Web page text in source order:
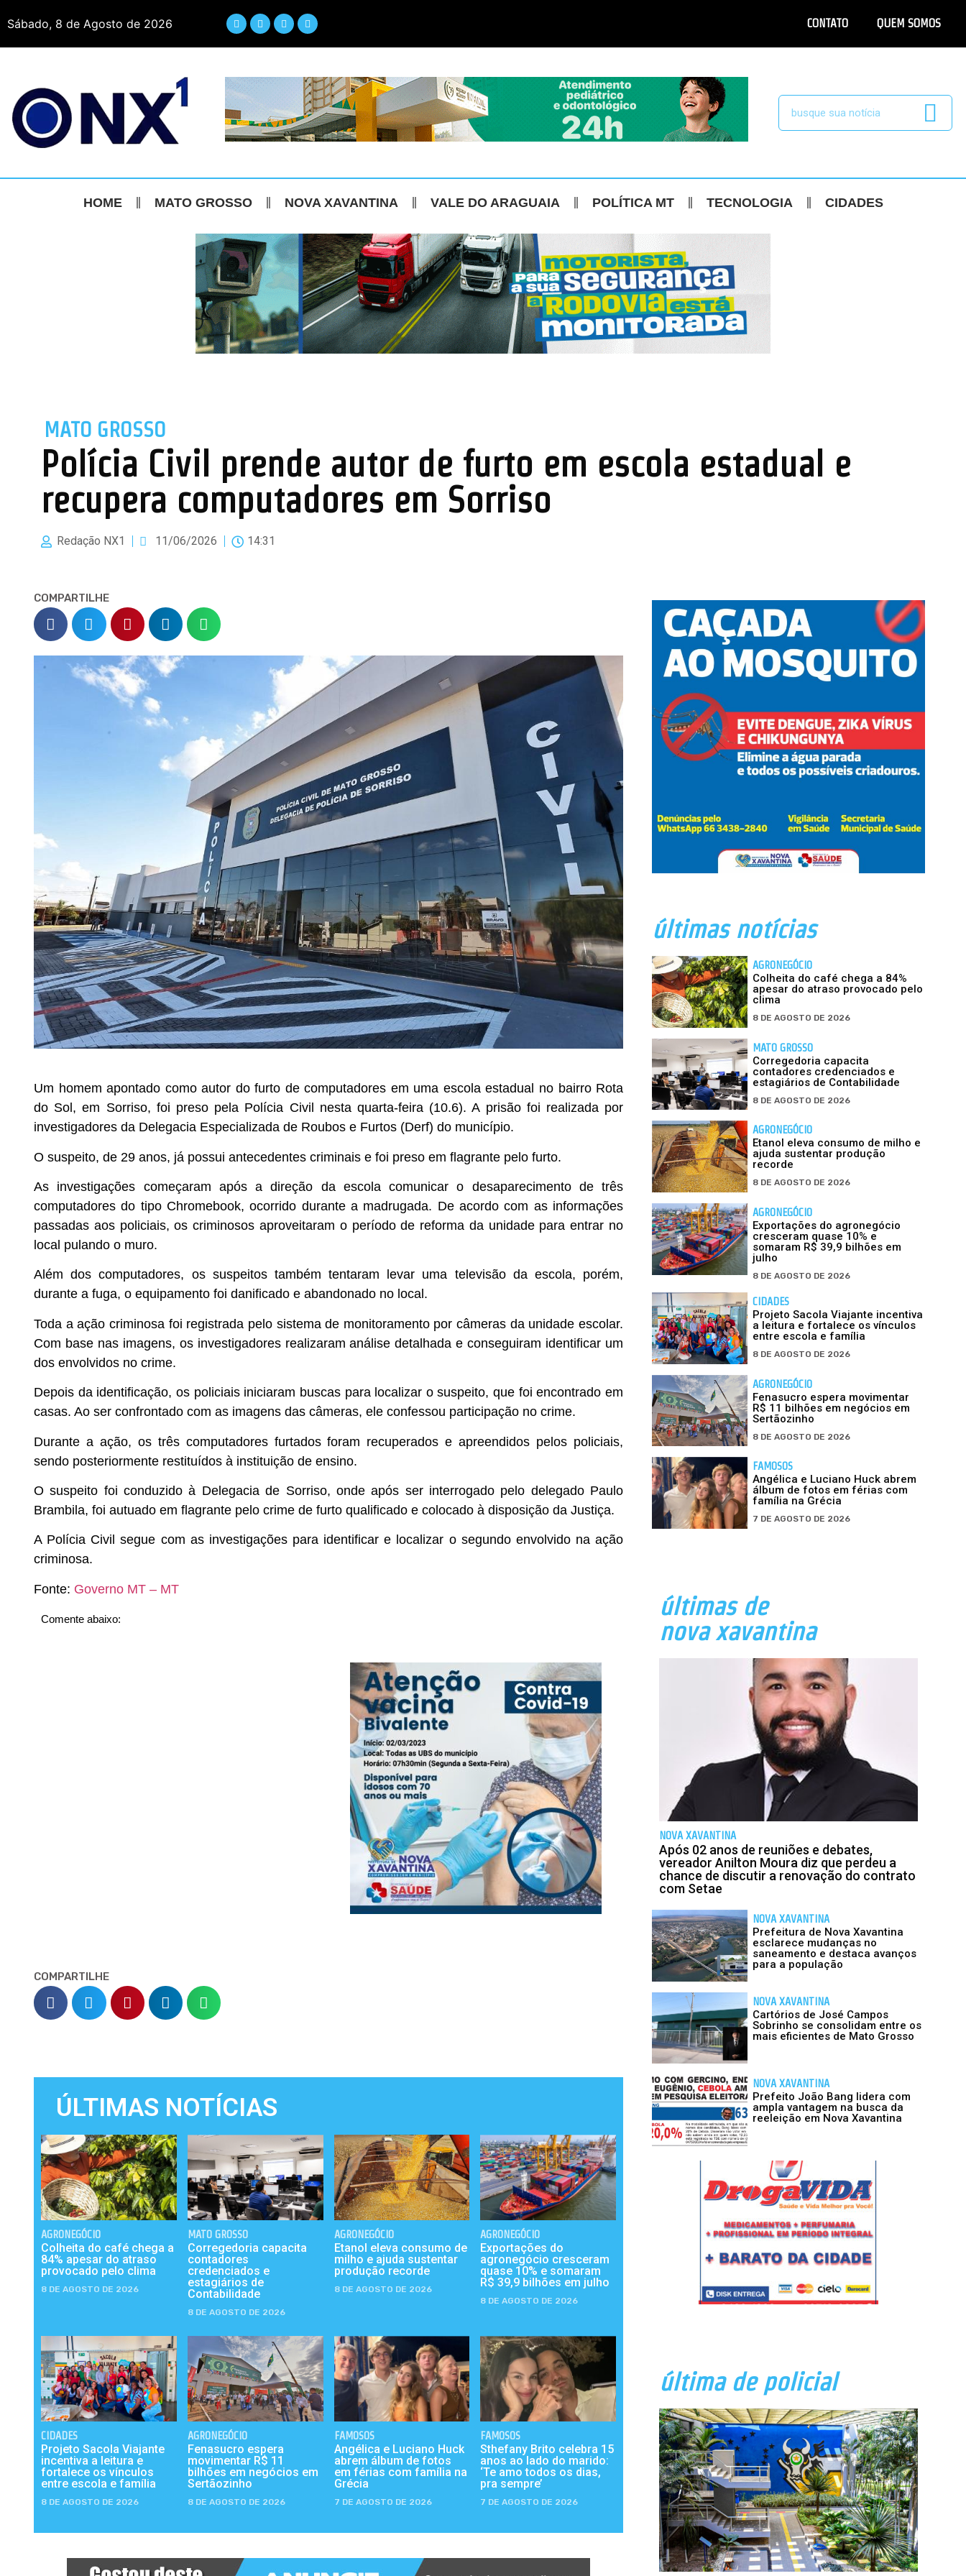
Sábado, 8 de Agosto de 2026 CONTATO QUEM SOMOS
HOME MATO GROSSO NOVA XAVANTINA VALE DO ARAGUAIA POLÍTICA MT TECNOLOGIA CIDADES
MATO GROSSO
Polícia Civil prende autor de furto em escola estadual e
recupera computadores em Sorriso
Redação NX1 11/06/2026 14:31
COMPARTILHE
Um homem apontado como autor do furto de computadores em uma escola estadual no bairro Rota
do Sol, em Sorriso, foi preso pela Polícia Civil nesta quarta-feira (10.6). A prisão foi realizada por
investigadores da Delegacia Especializada de Roubos e Furtos (Derf) do município.
O suspeito, de 29 anos, já possui antecedentes criminais e foi preso em flagrante pelo furto.
As investigações começaram após a direção da escola comunicar o desaparecimento de três
computadores do tipo Chromebook, ocorrido durante a madrugada. De acordo com as informações
passadas aos policiais, os criminosos aproveitaram o período de reforma da unidade para entrar no
local pulando o muro.
Além dos computadores, os suspeitos também tentaram levar uma televisão da escola, porém,
durante a fuga, o equipamento foi danificado e abandonado no local.
Toda a ação criminosa foi registrada pelo sistema de monitoramento por câmeras da unidade escolar.
Com base nas imagens, os investigadores realizaram análise detalhada e conseguiram identificar um
dos envolvidos no crime.
Depois da identificação, os policiais iniciaram buscas para localizar o suspeito, que foi encontrado em
casas. Ao ser confrontado com as imagens das câmeras, ele confessou participação no crime.
Durante a ação, os três computadores furtados foram recuperados e apreendidos pelos policiais,
sendo posteriormente restituídos à instituição de ensino.
O suspeito foi conduzido à Delegacia de Sorriso, onde após ser interrogado pelo delegado Paulo
Brambila, foi autuado em flagrante pelo crime de furto qualificado e colocado à disposição da Justiça.
A Polícia Civil segue com as investigações para identificar e localizar o segundo envolvido na ação
criminosa.
Fonte: Governo MT – MT
Comente abaixo:
COMPARTILHE
ÚLTIMAS NOTÍCIAS
AGRONEGÓCIO
Colheita do café chega a
84% apesar do atraso
provocado pelo clima
8 DE AGOSTO DE 2026
MATO GROSSO
Corregedoria capacita
contadores
credenciados e
estagiários de
Contabilidade
8 DE AGOSTO DE 2026
AGRONEGÓCIO
Etanol eleva consumo de
milho e ajuda sustentar
produção recorde
8 DE AGOSTO DE 2026
AGRONEGÓCIO
Exportações do
agronegócio cresceram
quase 10% e somaram
R$ 39,9 bilhões em julho
8 DE AGOSTO DE 2026
CIDADES
Projeto Sacola Viajante
incentiva a leitura e
fortalece os vínculos
entre escola e família
8 DE AGOSTO DE 2026
AGRONEGÓCIO
Fenasucro espera
movimentar R$ 11
bilhões em negócios em
Sertãozinho
8 DE AGOSTO DE 2026
FAMOSOS
Angélica e Luciano Huck
abrem álbum de fotos
em férias com família na
Grécia
7 DE AGOSTO DE 2026
FAMOSOS
Sthefany Brito celebra 15
anos ao lado do marido:
‘Te amo todos os dias,
pra sempre’
7 DE AGOSTO DE 2026
últimas notícias
AGRONEGÓCIO
Colheita do café chega a 84%
apesar do atraso provocado pelo
clima
8 DE AGOSTO DE 2026
MATO GROSSO
Corregedoria capacita
contadores credenciados e
estagiários de Contabilidade
8 DE AGOSTO DE 2026
AGRONEGÓCIO
Etanol eleva consumo de milho e
ajuda sustentar produção
recorde
8 DE AGOSTO DE 2026
AGRONEGÓCIO
Exportações do agronegócio
cresceram quase 10% e
somaram R$ 39,9 bilhões em
julho
8 DE AGOSTO DE 2026
CIDADES
Projeto Sacola Viajante incentiva
a leitura e fortalece os vínculos
entre escola e família
8 DE AGOSTO DE 2026
AGRONEGÓCIO
Fenasucro espera movimentar
R$ 11 bilhões em negócios em
Sertãozinho
8 DE AGOSTO DE 2026
FAMOSOS
Angélica e Luciano Huck abrem
álbum de fotos em férias com
família na Grécia
7 DE AGOSTO DE 2026
últimas de
nova xavantina
NOVA XAVANTINA
Após 02 anos de reuniões e debates,
vereador Anilton Moura diz que perdeu a
chance de discutir a renovação do contrato
com Setae
NOVA XAVANTINA
Prefeitura de Nova Xavantina
esclarece mudanças no
saneamento e destaca avanços
para a população
NOVA XAVANTINA
Cartórios de José Campos
Sobrinho se consolidam entre os
mais eficientes de Mato Grosso
NOVA XAVANTINA
Prefeito João Bang lidera com
ampla vantagem na busca da
reeleição em Nova Xavantina
última de policial